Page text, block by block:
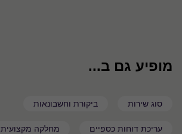
מופיע גם ב...
סוג שירות ביקורת וחשבונאות
עריכת דוחות כספיים מחלקה מקצועית